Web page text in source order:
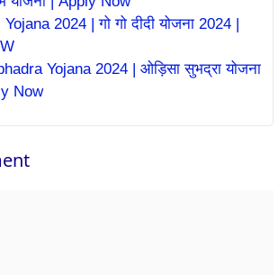
2024 | गो गो दीदी योजना 2024 |
Yojana 2024 | ओड़िसा सुभद्रा योजना
Now